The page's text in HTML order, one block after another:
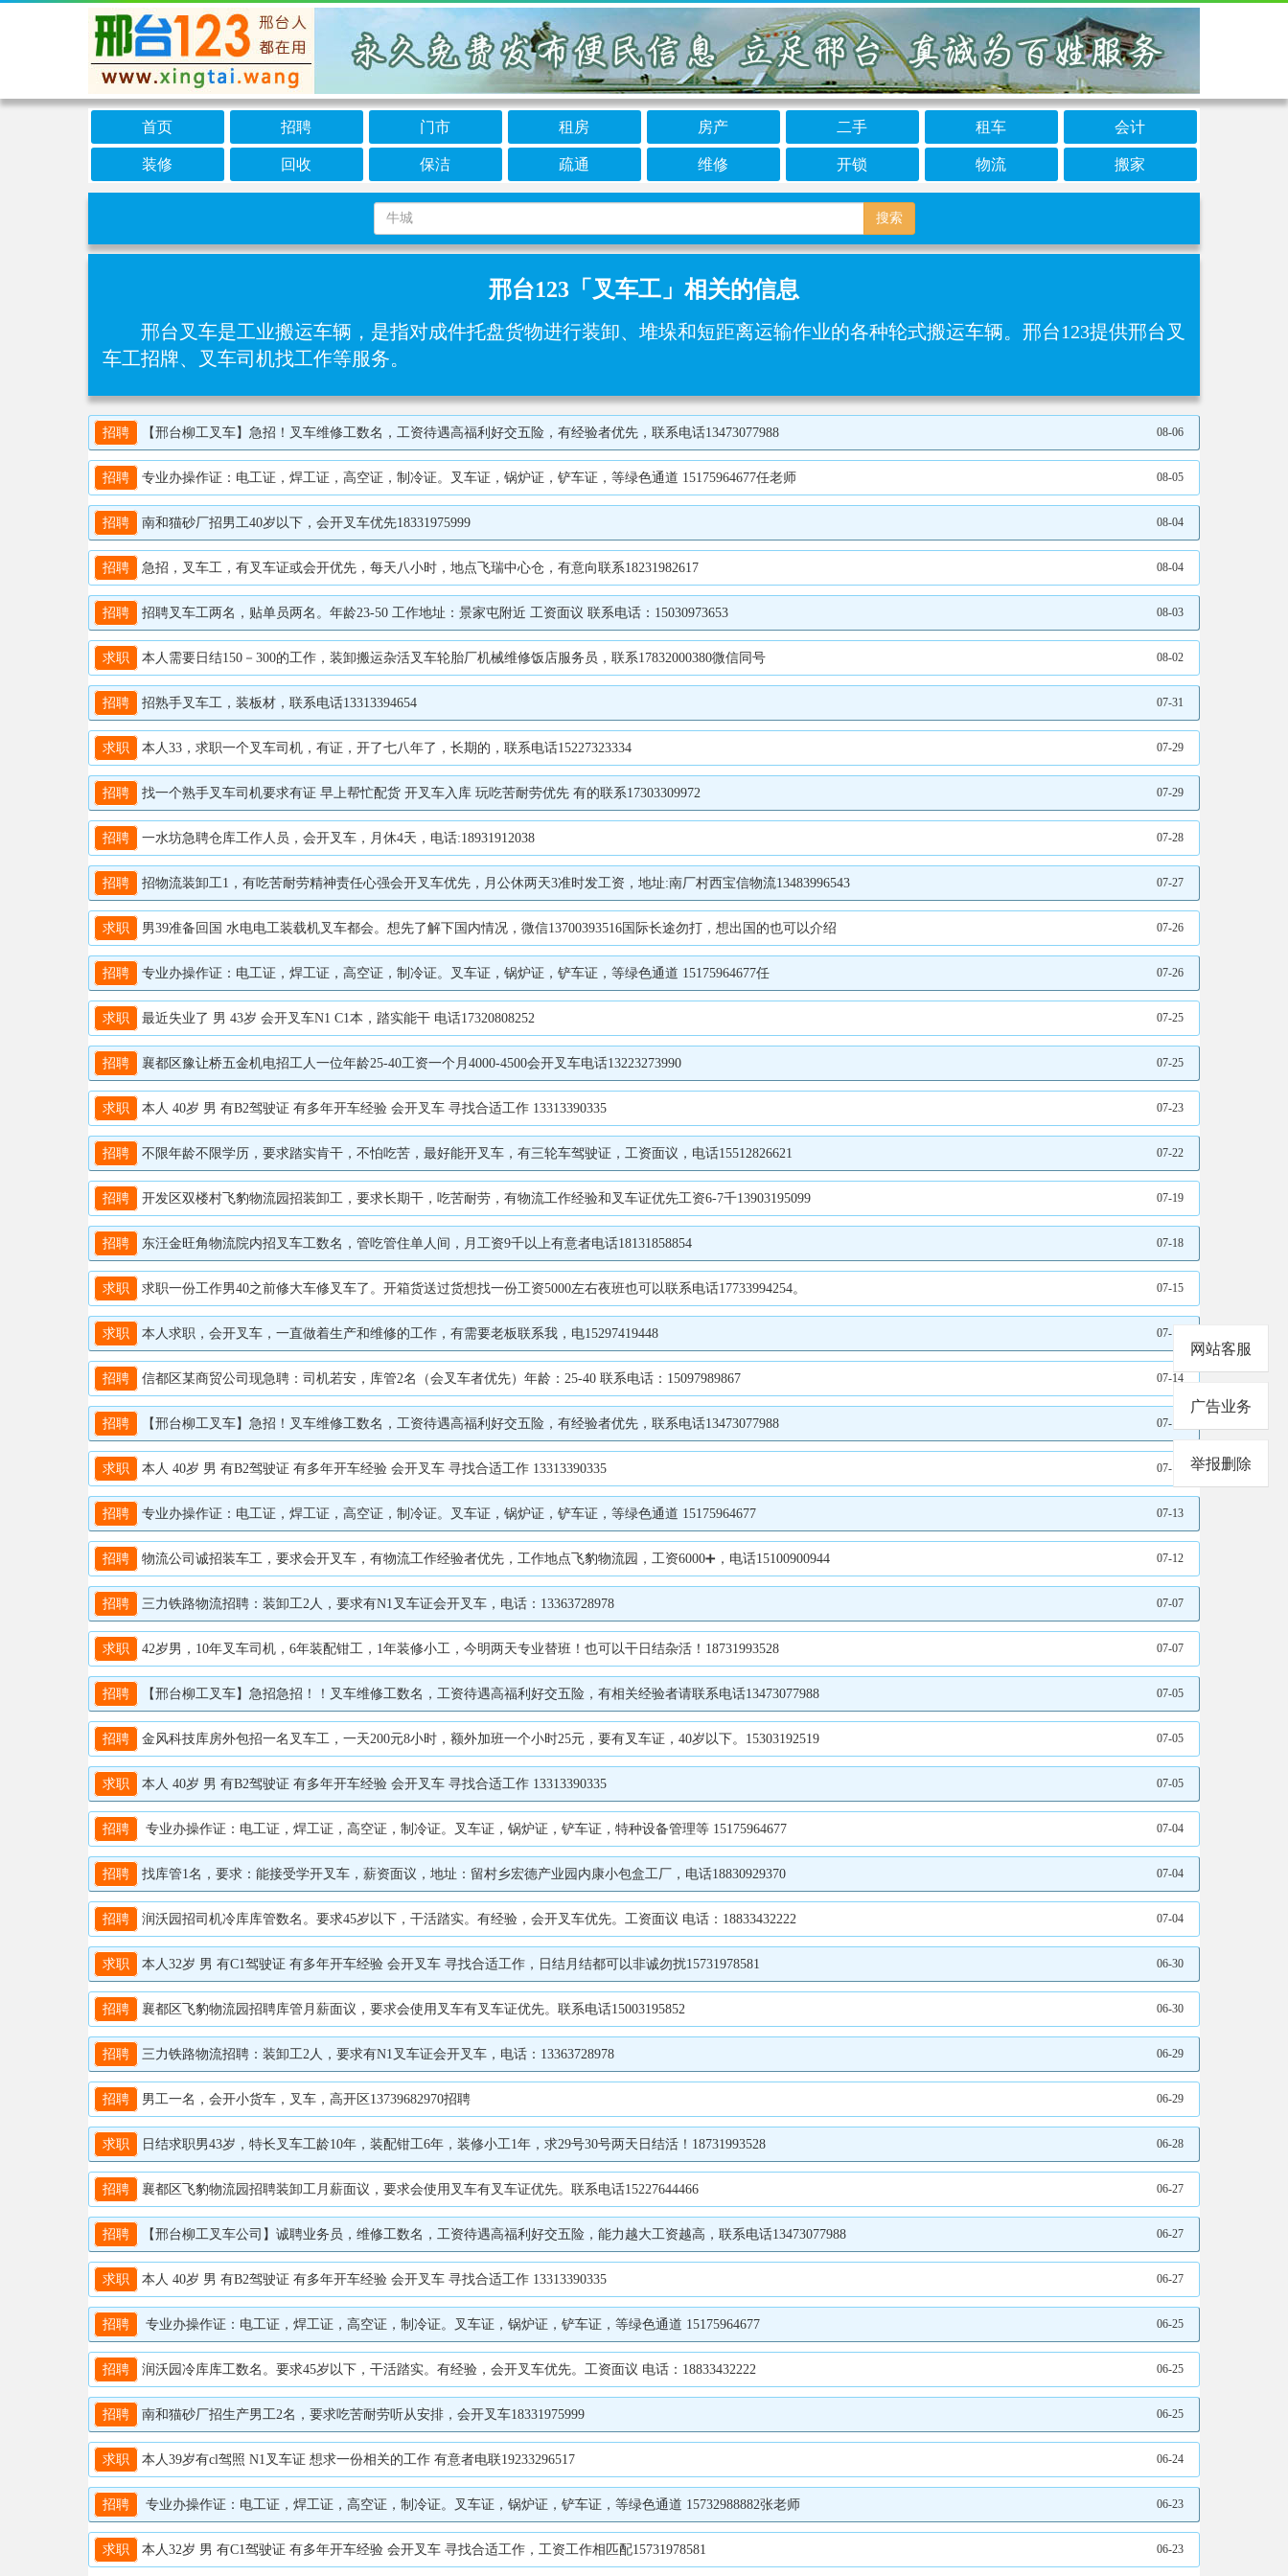
首页 招聘 门市 租房 房产 二手 租车 会计
装修 回收 保洁 疏通 维修 开锁 物流 搬家
搜索
邢台123「叉车工」相关的信息
邢台叉车是工业搬运车辆，是指对成件托盘货物进行装卸、堆垛和短距离运输作业的各种轮式搬运车辆。邢台123提供邢台叉
车工招牌、叉车司机找工作等服务。
招聘 【邢台柳工叉车】急招！叉车维修工数名，工资待遇高福利好交五险，有经验者优先，联系电话13473077988 08-06
招聘 专业办操作证：电工证，焊工证，高空证，制冷证。叉车证，锅炉证，铲车证，等绿色通道 15175964677任老师 08-05
招聘 南和猫砂厂招男工40岁以下，会开叉车优先18331975999 08-04
招聘 急招，叉车工，有叉车证或会开优先，每天八小时，地点飞瑞中心仓，有意向联系18231982617 08-04
招聘 招聘叉车工两名，贴单员两名。年龄23-50 工作地址：景家屯附近 工资面议 联系电话：15030973653 08-03
求职 本人需要日结150－300的工作，装卸搬运杂活叉车轮胎厂机械维修饭店服务员，联系17832000380微信同号 08-02
招聘 招熟手叉车工，装板材，联系电话13313394654 07-31
求职 本人33，求职一个叉车司机，有证，开了七八年了，长期的，联系电话15227323334 07-29
招聘 找一个熟手叉车司机要求有证 早上帮忙配货 开叉车入库 玩吃苦耐劳优先 有的联系17303309972 07-29
招聘 一水坊急聘仓库工作人员，会开叉车，月休4天，电话:18931912038 07-28
招聘 招物流装卸工1，有吃苦耐劳精神责任心强会开叉车优先，月公休两天3准时发工资，地址:南厂村西宝信物流13483996543 07-27
求职 男39准备回国 水电电工装载机叉车都会。想先了解下国内情况，微信13700393516国际长途勿打，想出国的也可以介绍 07-26
招聘 专业办操作证：电工证，焊工证，高空证，制冷证。叉车证，锅炉证，铲车证，等绿色通道 15175964677任 07-26
求职 最近失业了 男 43岁 会开叉车N1 C1本，踏实能干 电话17320808252 07-25
招聘 襄都区豫让桥五金机电招工人一位年龄25-40工资一个月4000-4500会开叉车电话13223273990 07-25
求职 本人 40岁 男 有B2驾驶证 有多年开车经验 会开叉车 寻找合适工作 13313390335 07-23
招聘 不限年龄不限学历，要求踏实肯干，不怕吃苦，最好能开叉车，有三轮车驾驶证，工资面议，电话15512826621 07-22
招聘 开发区双楼村飞豹物流园招装卸工，要求长期干，吃苦耐劳，有物流工作经验和叉车证优先工资6-7千13903195099 07-19
招聘 东汪金旺角物流院内招叉车工数名，管吃管住单人间，月工资9千以上有意者电话18131858854 07-18
求职 求职一份工作男40之前修大车修叉车了。开箱货送过货想找一份工资5000左右夜班也可以联系电话17733994254。 07-15
求职 本人求职，会开叉车，一直做着生产和维修的工作，有需要老板联系我，电15297419448 07-15
招聘 信都区某商贸公司现急聘：司机若安，库管2名（会叉车者优先）年龄：25-40 联系电话：15097989867 07-14
招聘 【邢台柳工叉车】急招！叉车维修工数名，工资待遇高福利好交五险，有经验者优先，联系电话13473077988 07-14
求职 本人 40岁 男 有B2驾驶证 有多年开车经验 会开叉车 寻找合适工作 13313390335 07-13
招聘 专业办操作证：电工证，焊工证，高空证，制冷证。叉车证，锅炉证，铲车证，等绿色通道 15175964677 07-13
招聘 物流公司诚招装车工，要求会开叉车，有物流工作经验者优先，工作地点飞豹物流园，工资6000➕，电话15100900944 07-12
招聘 三力铁路物流招聘：装卸工2人，要求有N1叉车证会开叉车，电话：13363728978 07-07
求职 42岁男，10年叉车司机，6年装配钳工，1年装修小工，今明两天专业替班！也可以干日结杂活！18731993528 07-07
招聘 【邢台柳工叉车】急招急招！！叉车维修工数名，工资待遇高福利好交五险，有相关经验者请联系电话13473077988 07-05
招聘 金风科技库房外包招一名叉车工，一天200元8小时，额外加班一个小时25元，要有叉车证，40岁以下。15303192519 07-05
求职 本人 40岁 男 有B2驾驶证 有多年开车经验 会开叉车 寻找合适工作 13313390335 07-05
招聘 专业办操作证：电工证，焊工证，高空证，制冷证。叉车证，锅炉证，铲车证，特种设备管理等 15175964677 07-04
招聘 找库管1名，要求：能接受学开叉车，薪资面议，地址：留村乡宏德产业园内康小包盒工厂，电话18830929370 07-04
招聘 润沃园招司机冷库库管数名。要求45岁以下，干活踏实。有经验，会开叉车优先。工资面议 电话：18833432222 07-04
求职 本人32岁 男 有C1驾驶证 有多年开车经验 会开叉车 寻找合适工作，日结月结都可以非诚勿扰15731978581 06-30
招聘 襄都区飞豹物流园招聘库管月薪面议，要求会使用叉车有叉车证优先。联系电话15003195852 06-30
招聘 三力铁路物流招聘：装卸工2人，要求有N1叉车证会开叉车，电话：13363728978 06-29
招聘 男工一名，会开小货车，叉车，高开区13739682970招聘 06-29
求职 日结求职男43岁，特长叉车工龄10年，装配钳工6年，装修小工1年，求29号30号两天日结活！18731993528 06-28
招聘 襄都区飞豹物流园招聘装卸工月薪面议，要求会使用叉车有叉车证优先。联系电话15227644466 06-27
招聘 【邢台柳工叉车公司】诚聘业务员，维修工数名，工资待遇高福利好交五险，能力越大工资越高，联系电话13473077988 06-27
求职 本人 40岁 男 有B2驾驶证 有多年开车经验 会开叉车 寻找合适工作 13313390335 06-27
招聘 专业办操作证：电工证，焊工证，高空证，制冷证。叉车证，锅炉证，铲车证，等绿色通道 15175964677 06-25
招聘 润沃园冷库库工数名。要求45岁以下，干活踏实。有经验，会开叉车优先。工资面议 电话：18833432222 06-25
招聘 南和猫砂厂招生产男工2名，要求吃苦耐劳听从安排，会开叉车18331975999 06-25
求职 本人39岁有cl驾照 N1叉车证 想求一份相关的工作 有意者电联19233296517 06-24
招聘 专业办操作证：电工证，焊工证，高空证，制冷证。叉车证，锅炉证，铲车证，等绿色通道 15732988882张老师 06-23
求职 本人32岁 男 有C1驾驶证 有多年开车经验 会开叉车 寻找合适工作，工资工作相匹配15731978581 06-23
网站客服
广告业务
举报删除